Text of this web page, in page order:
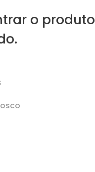
o produto